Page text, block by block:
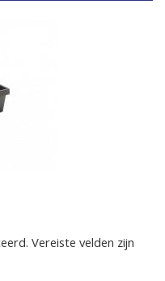
Vereiste velden zijn